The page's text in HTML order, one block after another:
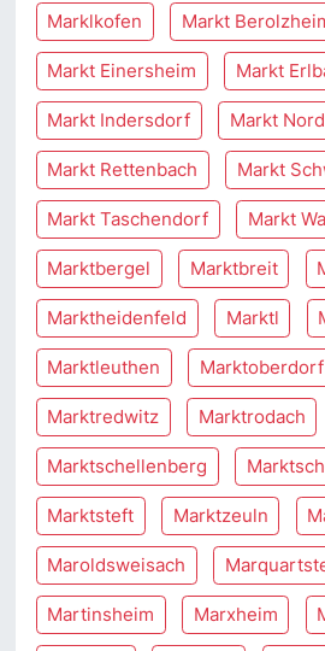
Marklkofen Markt
Markt Einersheim Markt
Markt Indersdorf Markt
Markt Rettenbach Markt
Markt Taschendorf Markt
Marktbergel Marktbreit
Marktheidenfeld Marktl
Marktleuthen Marktoberdorf
Marktredwitz Marktrodach
Marktschellenberg
Marktsteft Marktzeuln
Maroldsweisach
Martinsheim Marxheim